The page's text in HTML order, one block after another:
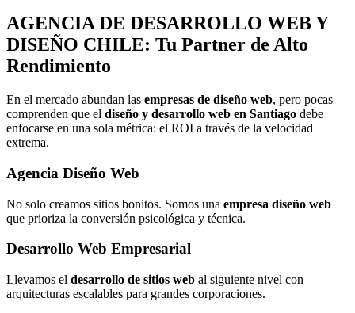
AGENCIA DE DESARROLLO WEB Y
DISEÑO CHILE: Tu Partner de Alto
Rendimiento
En el mercado abundan las empresas de diseño web, pero pocas
comprenden que el diseño y desarrollo web en Santiago debe
enfocarse en una sola métrica: el ROI a través de la velocidad
extrema.
Agencia Diseño Web
No solo creamos sitios bonitos. Somos una empresa diseño web
que prioriza la conversión psicológica y técnica.
Desarrollo Web Empresarial
Llevamos el desarrollo de sitios web al siguiente nivel con
arquitecturas escalables para grandes corporaciones.